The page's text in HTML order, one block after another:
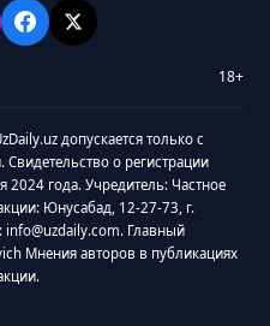
18+
допускается только с
о регистрации
года. Учредитель: Частное
Юнусабад, 12-27-73, г.
info@uzdaily.com. Главный
Мнения авторов в публикациях